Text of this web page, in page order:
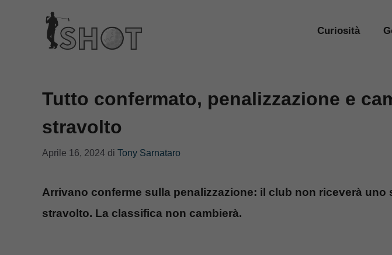
contenuto
Curiosità
Tutto confermato, penalizzazione e
stravolto
Aprile 16, 2024 di Tony Sarnataro
Arrivano conferme sulla penalizzazione: il club non riceverà uno
stravolto. La classifica non cambierà.